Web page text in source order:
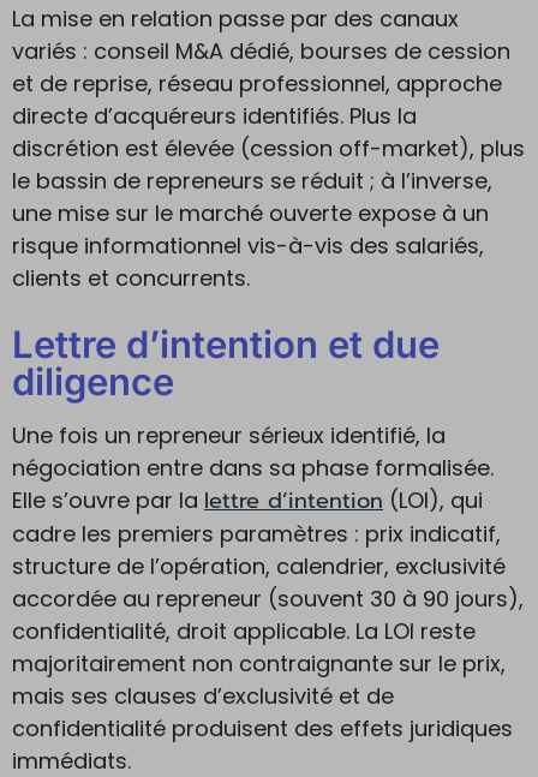
La mise en relation passe par des canaux
variés : conseil M&A dédié, bourses de cession
et de reprise, réseau professionnel, approche
directe d’acquéreurs identifiés. Plus la
discrétion est élevée (cession off-market), plus
le bassin de repreneurs se réduit ; à l’inverse,
une mise sur le marché ouverte expose à un
risque informationnel vis-à-vis des salariés,
clients et concurrents.
Lettre d’intention et due
diligence
Une fois un repreneur sérieux identifié, la
négociation entre dans sa phase formalisée.
Elle s’ouvre par la lettre d’intention (LOI), qui
cadre les premiers paramètres : prix indicatif,
structure de l’opération, calendrier, exclusivité
accordée au repreneur (souvent 30 à 90 jours),
confidentialité, droit applicable. La LOI reste
majoritairement non contraignante sur le prix,
mais ses clauses d’exclusivité et de
confidentialité produisent des effets juridiques
immédiats.